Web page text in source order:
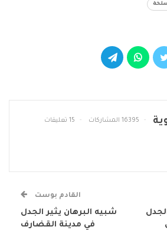
16395 المشاركات 15 تعليقات
القادم بوست
شبيه البرهان يثير الجدل
في مدينة القضارف